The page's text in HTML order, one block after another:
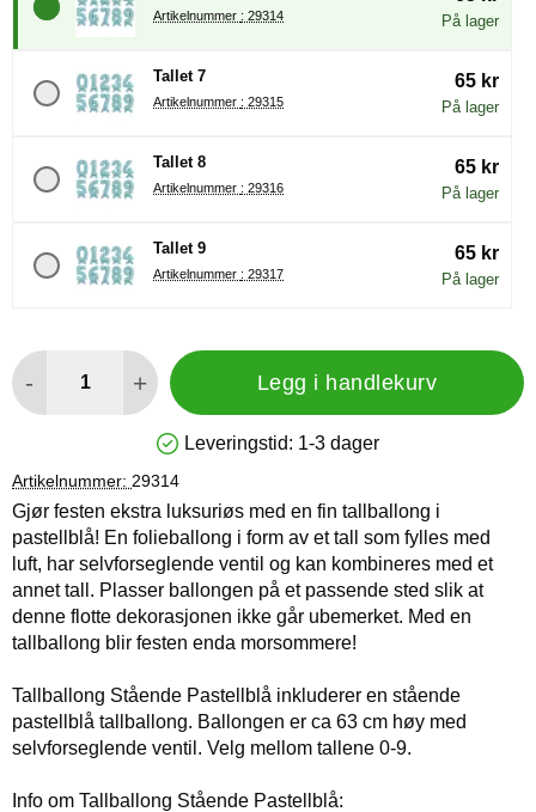
Artikelnummer : 29314 På lager
Tallet 7
Artikelnummer : 29315
65 kr
På lager
Tallet 8
Artikelnummer : 29316
65 kr
På lager
Tallet 9
Artikelnummer : 29317
65 kr
På lager
- + Legg i handlekurv
Produkttilgjengelighet: På lager
Leveringstid: 1-3 dager
Artikelnummer: 29314
Gjør festen ekstra luksuriøs med en fin tallballong i
pastellblå! En folieballong i form av et tall som fylles med
luft, har selvforseglende ventil og kan kombineres med et
annet tall. Plasser ballongen på et passende sted slik at
denne flotte dekorasjonen ikke går ubemerket. Med en
tallballong blir festen enda morsommere!
Tallballong Stående Pastellblå inkluderer en stående
pastellblå tallballong. Ballongen er ca 63 cm høy med
selvforseglende ventil. Velg mellom tallene 0-9.
Info om Tallballong Stående Pastellblå: